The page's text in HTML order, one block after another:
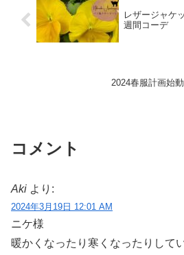
レザージャケ
週間コーデ
2024春服計画始動
コメント
Aki より:
2024年3月19日 12:01 AM
ニケ様
暖かくなったり寒くなったりして